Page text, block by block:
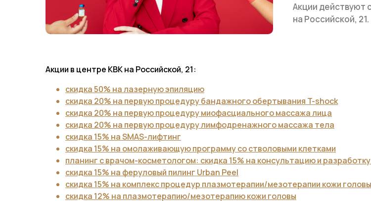
Акции действуют
на Российской, 21.
Акции в центре КВК на Российской, 21:
скидка 50% на лазерную эпиляцию
скидка 20% на первую процедуру бандажного обертывания T-shock
скидка 20% на первую процедуру миофасциального массажа лица
скидка 20% на первую процедуру лимфодренажного массажа тела
скидка 15% на SMAS-лифтинг
скидка 15% на омолаживающую программу со стволовыми клетками
планинг с врачом-косметологом: скидка 15% на консультацию и
скидка 15% на феруловый пилинг Urban Peel
скидка 15% на комплекс процедур плазмотерапии/мезотерапии кожи головы
скидка 12% на плазмотерапию/мезотерапию кожи головы